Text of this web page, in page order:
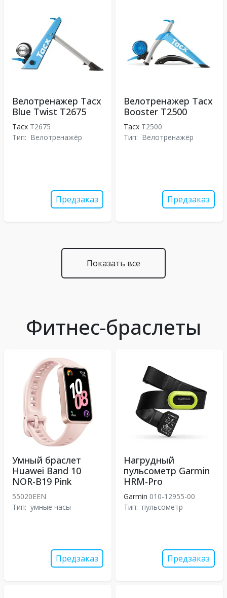
Велотренажер Tacx
Blue Twist T2675
Tacx T2675
Тип: Велотренажёр
Предзаказ
Велотренажер Tacx
Booster T2500
Tacx T2500
Тип: Велотренажёр
Предзаказ
Показать все
Фитнес-браслеты
Умный браслет
Huawei Band 10
NOR-B19 Pink
55020EEN
Тип: умные часы
Предзаказ
Нагрудный
пульсометр Garmin
HRM-Pro
Garmin 010-12955-00
Тип: пульсометр
Предзаказ